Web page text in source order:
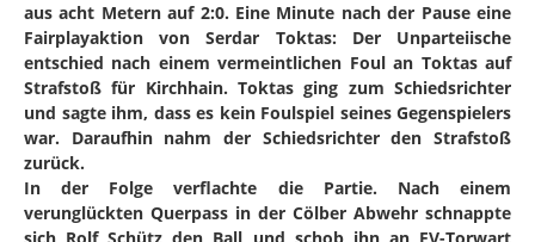
aus acht Metern auf 2:0. Eine Minute nach der Pause eine
Fairplayaktion von Serdar Toktas: Der Unparteiische
entschied nach einem vermeintlichen Foul an Toktas auf
Strafstoß für Kirchhain. Toktas ging zum Schiedsrichter
und sagte ihm, dass es kein Foulspiel seines Gegenspielers
war. Daraufhin nahm der Schiedsrichter den Strafstoß
zurück.
In der Folge verflachte die Partie. Nach einem
verunglückten Querpass in der Cölber Abwehr schnappte